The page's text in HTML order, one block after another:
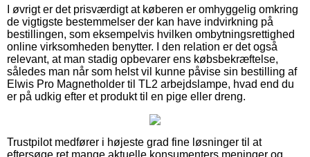
I øvrigt er det prisværdigt at køberen er omhyggelig omkring
de vigtigste bestemmelser der kan have indvirkning på
bestillingen, som eksempelvis hvilken ombytningsrettighed
online virksomheden benytter. I den relation er det også
relevant, at man stadig opbevarer ens købsbekræftelse,
således man når som helst vil kunne påvise sin bestilling af
Elwis Pro Magnetholder til TL2 arbejdslampe, hvad end du
er på udkig efter et produkt til en pige eller dreng.
Trustpilot medfører i højeste grad fine løsninger til at
eftersøge ret mange aktuelle konsumenters meninger og